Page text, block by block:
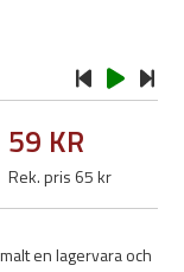
59 KR
Rek. pris 65 kr
en lagervara och